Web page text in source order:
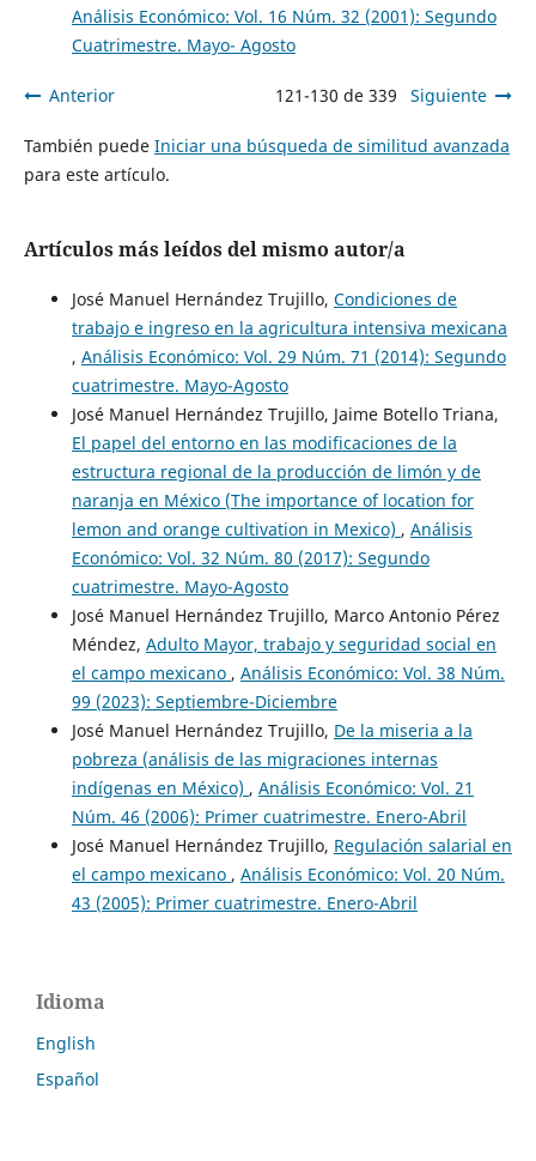
Análisis Económico: Vol. 16 Núm. 32 (2001): Segundo
Cuatrimestre. Mayo- Agosto
Anterior 121-130 de 339 Siguiente
También puede Iniciar una búsqueda de similitud avanzada
para este artículo.
Artículos más leídos del mismo autor/a
José Manuel Hernández Trujillo, Condiciones de
trabajo e ingreso en la agricultura intensiva mexicana
, Análisis Económico: Vol. 29 Núm. 71 (2014): Segundo
cuatrimestre. Mayo-Agosto
José Manuel Hernández Trujillo, Jaime Botello Triana,
El papel del entorno en las modificaciones de la
estructura regional de la producción de limón y de
naranja en México (The importance of location for
lemon and orange cultivation in Mexico) , Análisis
Económico: Vol. 32 Núm. 80 (2017): Segundo
cuatrimestre. Mayo-Agosto
José Manuel Hernández Trujillo, Marco Antonio Pérez
Méndez, Adulto Mayor, trabajo y seguridad social en
el campo mexicano , Análisis Económico: Vol. 38 Núm.
99 (2023): Septiembre-Diciembre
José Manuel Hernández Trujillo, De la miseria a la
pobreza (análisis de las migraciones internas
indígenas en México) , Análisis Económico: Vol. 21
Núm. 46 (2006): Primer cuatrimestre. Enero-Abril
José Manuel Hernández Trujillo, Regulación salarial en
el campo mexicano , Análisis Económico: Vol. 20 Núm.
43 (2005): Primer cuatrimestre. Enero-Abril
Idioma
English
Español